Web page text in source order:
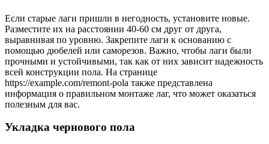
Если старые лаги пришли в негодность, установите новые.
Разместите их на расстоянии 40-60 см друг от друга,
выравнивая по уровню. Закрепите лаги к основанию с
помощью дюбелей или саморезов. Важно, чтобы лаги были
прочными и устойчивыми, так как от них зависит надежность
всей конструкции пола. На странице
https://example.com/remont-pola также представлена
информация о правильном монтаже лаг, что может оказаться
полезным для вас.
Укладка чернового пола